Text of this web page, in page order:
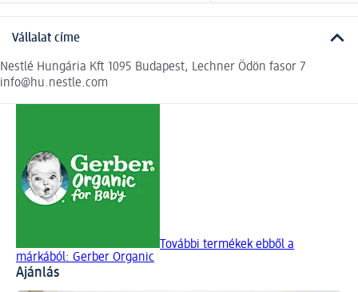
Vállalat címe
Nestlé Hungária Kft 1095 Budapest, Lechner Ödön fasor 7
info@hu.nestle.com
További termékek ebből a
márkából: Gerber Organic
Ajánlás